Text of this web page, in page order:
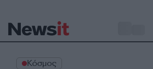
Κόσμος